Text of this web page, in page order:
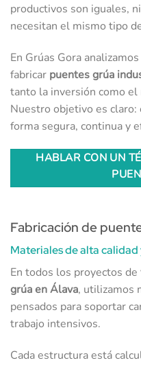
productivos son iguales,
necesitan el mismo tipo
En Grúas Gora
fabricar puentes grúa
tanto la inversión como
Nuestro objetivo es claro:
forma segura, continua y
HABLAR CON UN
Fabricación de
Materiales de alta calidad
En todos los proyectos de
grúa en Álava, utilizamos
pensados para soportar
trabajo intensivos.
Cada estructura está